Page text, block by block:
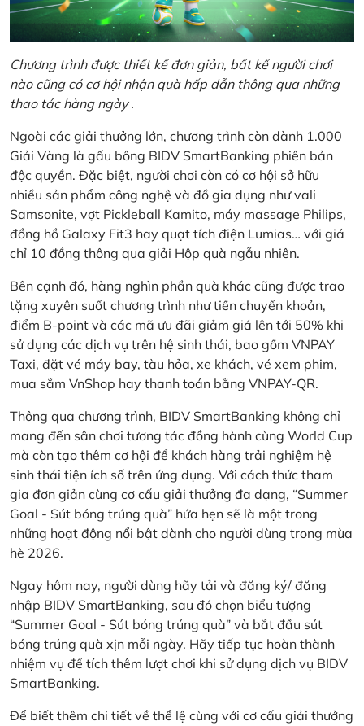
Chương trình được thiết kế đơn giản, bất kể người chơi
nào cũng có cơ hội nhận quà hấp dẫn thông qua những
thao tác hàng ngày .
Ngoài các giải thưởng lớn, chương trình còn dành 1.000
Giải Vàng là gấu bông BIDV SmartBanking phiên bản
độc quyền. Đặc biệt, người chơi còn có cơ hội sở hữu
nhiều sản phẩm công nghệ và đồ gia dụng như vali
Samsonite, vợt Pickleball Kamito, máy massage Philips,
đồng hồ Galaxy Fit3 hay quạt tích điện Lumias… với giá
chỉ 10 đồng thông qua giải Hộp quà ngẫu nhiên.
Bên cạnh đó, hàng nghìn phần quà khác cũng được trao
tặng xuyên suốt chương trình như tiền chuyển khoản,
điểm B-point và các mã ưu đãi giảm giá lên tới 50% khi
sử dụng các dịch vụ trên hệ sinh thái, bao gồm VNPAY
Taxi, đặt vé máy bay, tàu hỏa, xe khách, vé xem phim,
mua sắm VnShop hay thanh toán bằng VNPAY-QR.
Thông qua chương trình, BIDV SmartBanking không chỉ
mang đến sân chơi tương tác đồng hành cùng World Cup
mà còn tạo thêm cơ hội để khách hàng trải nghiệm hệ
sinh thái tiện ích số trên ứng dụng. Với cách thức tham
gia đơn giản cùng cơ cấu giải thưởng đa dạng, “Summer
Goal - Sút bóng trúng quà” hứa hẹn sẽ là một trong
những hoạt động nổi bật dành cho người dùng trong mùa
hè 2026.
Ngay hôm nay, người dùng hãy tải và đăng ký/ đăng
nhập BIDV SmartBanking, sau đó chọn biểu tượng
“Summer Goal - Sút bóng trúng quà” và bắt đầu sút
bóng trúng quà xịn mỗi ngày. Hãy tiếp tục hoàn thành
nhiệm vụ để tích thêm lượt chơi khi sử dụng dịch vụ BIDV
SmartBanking.
Để biết thêm chi tiết về thể lệ cùng với cơ cấu giải thưởng